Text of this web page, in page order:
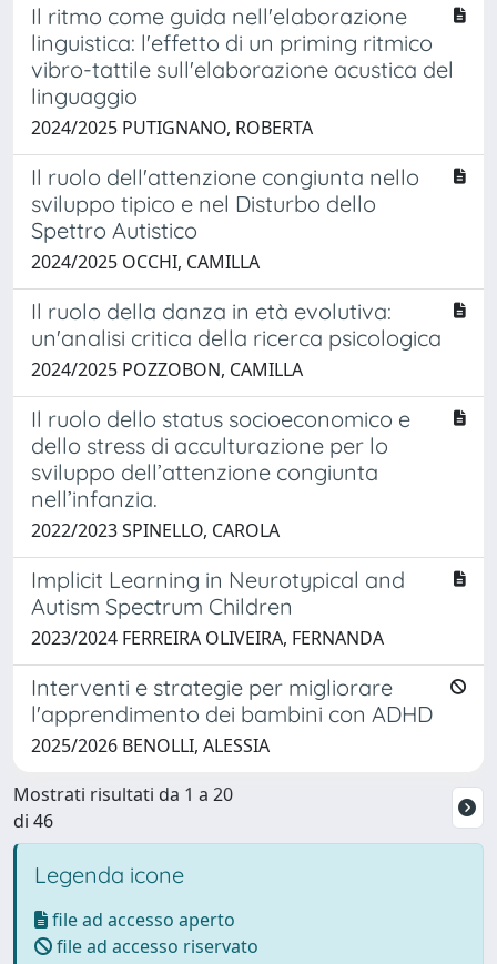
Il ritmo come guida nell'elaborazione
linguistica: l'effetto di un priming ritmico
vibro-tattile sull'elaborazione acustica del
linguaggio
2024/2025 PUTIGNANO, ROBERTA
Il ruolo dell'attenzione congiunta nello
sviluppo tipico e nel Disturbo dello
Spettro Autistico
2024/2025 OCCHI, CAMILLA
Il ruolo della danza in età evolutiva:
un'analisi critica della ricerca psicologica
2024/2025 POZZOBON, CAMILLA
Il ruolo dello status socioeconomico e
dello stress di acculturazione per lo
sviluppo dell’attenzione congiunta
nell’infanzia.
2022/2023 SPINELLO, CAROLA
Implicit Learning in Neurotypical and
Autism Spectrum Children
2023/2024 FERREIRA OLIVEIRA, FERNANDA
Interventi e strategie per migliorare
l'apprendimento dei bambini con ADHD
2025/2026 BENOLLI, ALESSIA
Mostrati risultati da 1 a 20
di 46
Legenda icone
file ad accesso aperto
file ad accesso riservato